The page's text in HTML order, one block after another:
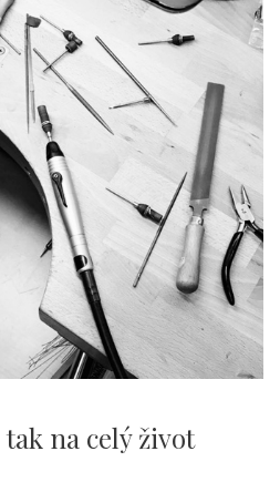
tak na celý život